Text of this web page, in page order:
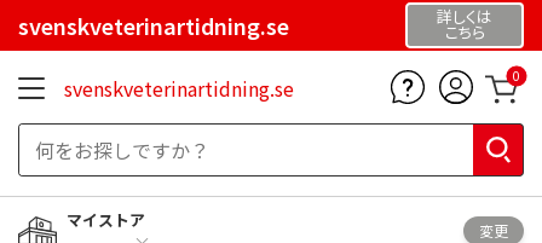
svenskveterinartidning.se 詳しくは
こちら
svenskveterinartidning.se 0
マイストア
変更